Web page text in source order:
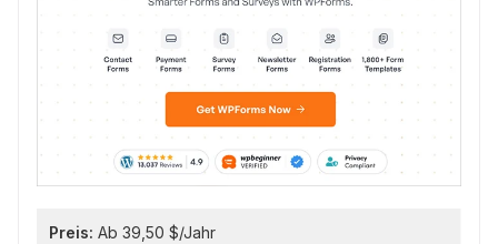
Preis: Ab 39,50 $/Jahr